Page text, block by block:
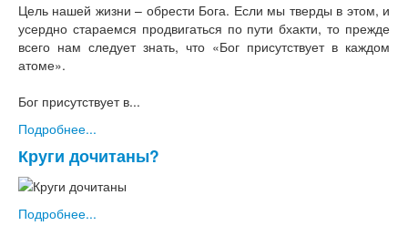
Цель нашей жизни – обрести Бога. Если мы тверды в этом, и
усердно стараемся продвигаться по пути бхакти, то прежде
всего нам следует знать, что «Бог присутствует в каждом
атоме».
Бог присутствует в...
Подробнее...
Круги дочитаны?
Подробнее...